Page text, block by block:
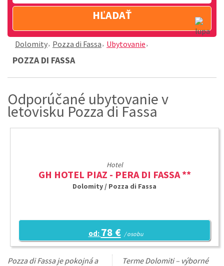
HĽADAŤ
Dolomity Pozza di Fassa Ubytovanie
POZZA DI FASSA
Odporúčané ubytovanie v
letovisku Pozza di Fassa
Hotel
GH HOTEL PIAZ - PERA DI FASSA **
Dolomity / Pozza di Fassa
od: 78 € / osobu
Pozza di Fassa je pokojná a
Terme Dolomiti – výborné